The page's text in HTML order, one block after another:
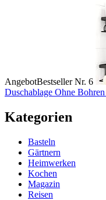
AngebotBestseller Nr. 6
Duschablage Ohne
Kategorien
Basteln
Gärtnern
Heimwerken
Kochen
Magazin
Reisen